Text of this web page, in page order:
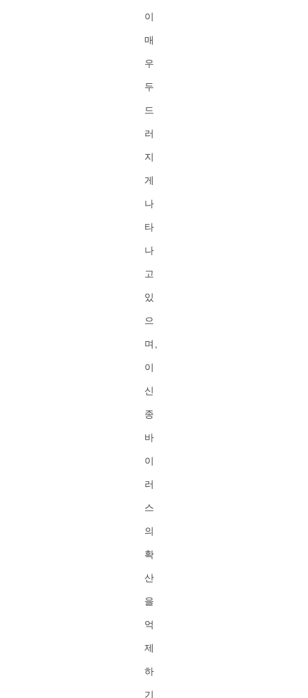
이
매
우
두
드
러
지
게
나
타
나
고
있
으
며,
이
신
종
바
이
러
스
의
확
산
을
억
제
하
기